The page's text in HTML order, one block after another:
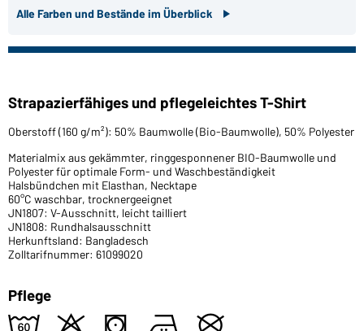
Alle Farben und Bestände im Überblick
Strapazierfähiges und pflegeleichtes T-Shirt
Oberstoff (160 g/m²): 50% Baumwolle (Bio-Baumwolle), 50% Polyester
Materialmix aus gekämmter, ringgesponnener BIO-Baumwolle und
Polyester für optimale Form- und Waschbeständigkeit
Halsbündchen mit Elasthan, Necktape
60°C waschbar, trocknergeeignet
JN1807: V-Ausschnitt, leicht tailliert
JN1808: Rundhalsausschnitt
Herkunftsland: Bangladesch
Zolltarifnummer: 61099020
Pflege